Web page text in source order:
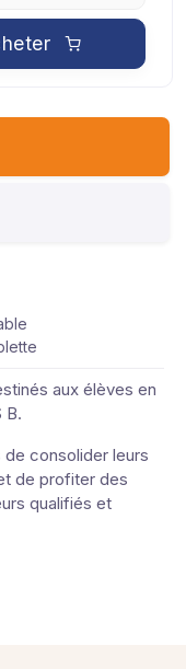
aux élèves en
B.
consolider leurs
de profiter des
qualifiés et